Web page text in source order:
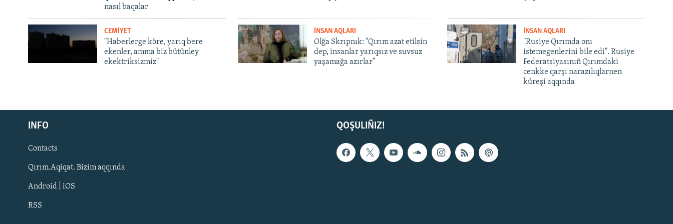
Русский
Українською
QOŞULIÑIZ!
nasıl baqalar
CEMİYET
"Haberlerge köre, yarıq bere
ekenler, amma biz bütünley
ekektriksizmiz"
İNSAN AQLARI
Olğa Skrıpnık: "Qırım azat etilsin
dep, insanlar yarıqsız ve suvsuz
yaşamağa azırlar"
İNSAN AQLARI
"Rusiye Qırımda onı
istemegenlerini bile edi". Rusiye
Federatsiyasınıñ Qırımdaki
cenkke qarşı narazılıqlarnen
küreşi aqqında
QOŞULIÑIZ!
INFO
Contacts
Qırım.Aqiqat. Bizim aqqında
Android | iOS
RSS